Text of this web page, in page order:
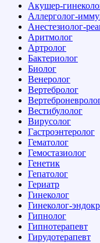
Акушер-
Аллерголог-
Анестезиолог-
Аритмолог
Артролог
Бактериолог
Биолог
Венеролог
Вертебролог
Вестибулолог
Вирусолог
Гастроэнтеролог
Гематолог
Гемостазиолог
Генетик
Гепатолог
Гериатр
Гинеколог
Гинеколог-
Гипнолог
Гипнотерапевт
Гирудотерапевт